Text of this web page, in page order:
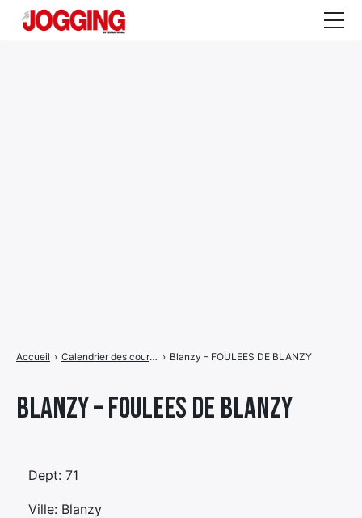
Blanzy – FOULEES DE BLANZY
Accueil › Calendrier des courses › Blanzy – FOULEES DE BLANZY
Dept: 71
Ville: Blanzy
de
ÉlémentÉlément